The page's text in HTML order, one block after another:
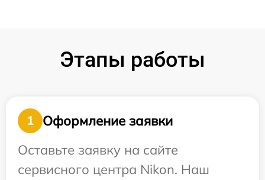
Этапы работы
1
Оформление заявки
Оставьте заявку на сайте
сервисного центра Nikon. Наш